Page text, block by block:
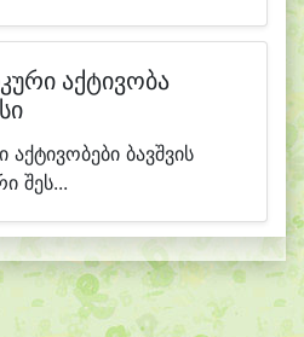
აქტივობა
ბავშვის
შეს...